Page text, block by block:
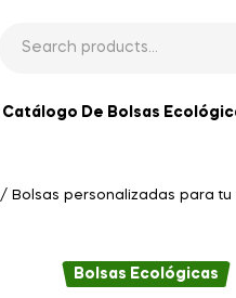
Catálogo De Bolsas
/ Bolsas personalizadas para tu
Bolsas Ecológicas